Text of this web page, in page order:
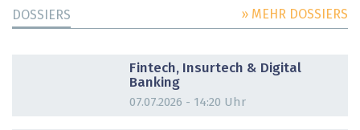
DOSSIERS » MEHR DOSSIERS
Fintech, Insurtech & Digital
Banking
07.07.2026 - 14:20 Uhr